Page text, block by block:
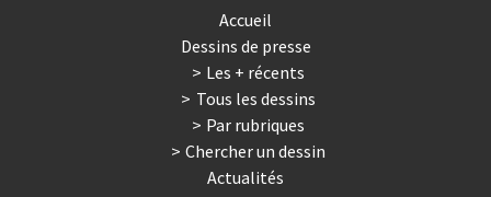
Accueil
Dessins de presse
Les + récents
Tous les dessins
Par rubriques
Chercher un dessin
Actualités